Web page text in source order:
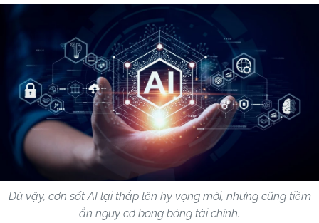
Dù vậy, cơn sốt AI lại thắp lên hy vọng mới, nhưng cũng tiềm
ẩn nguy cơ bong bóng tài chính.